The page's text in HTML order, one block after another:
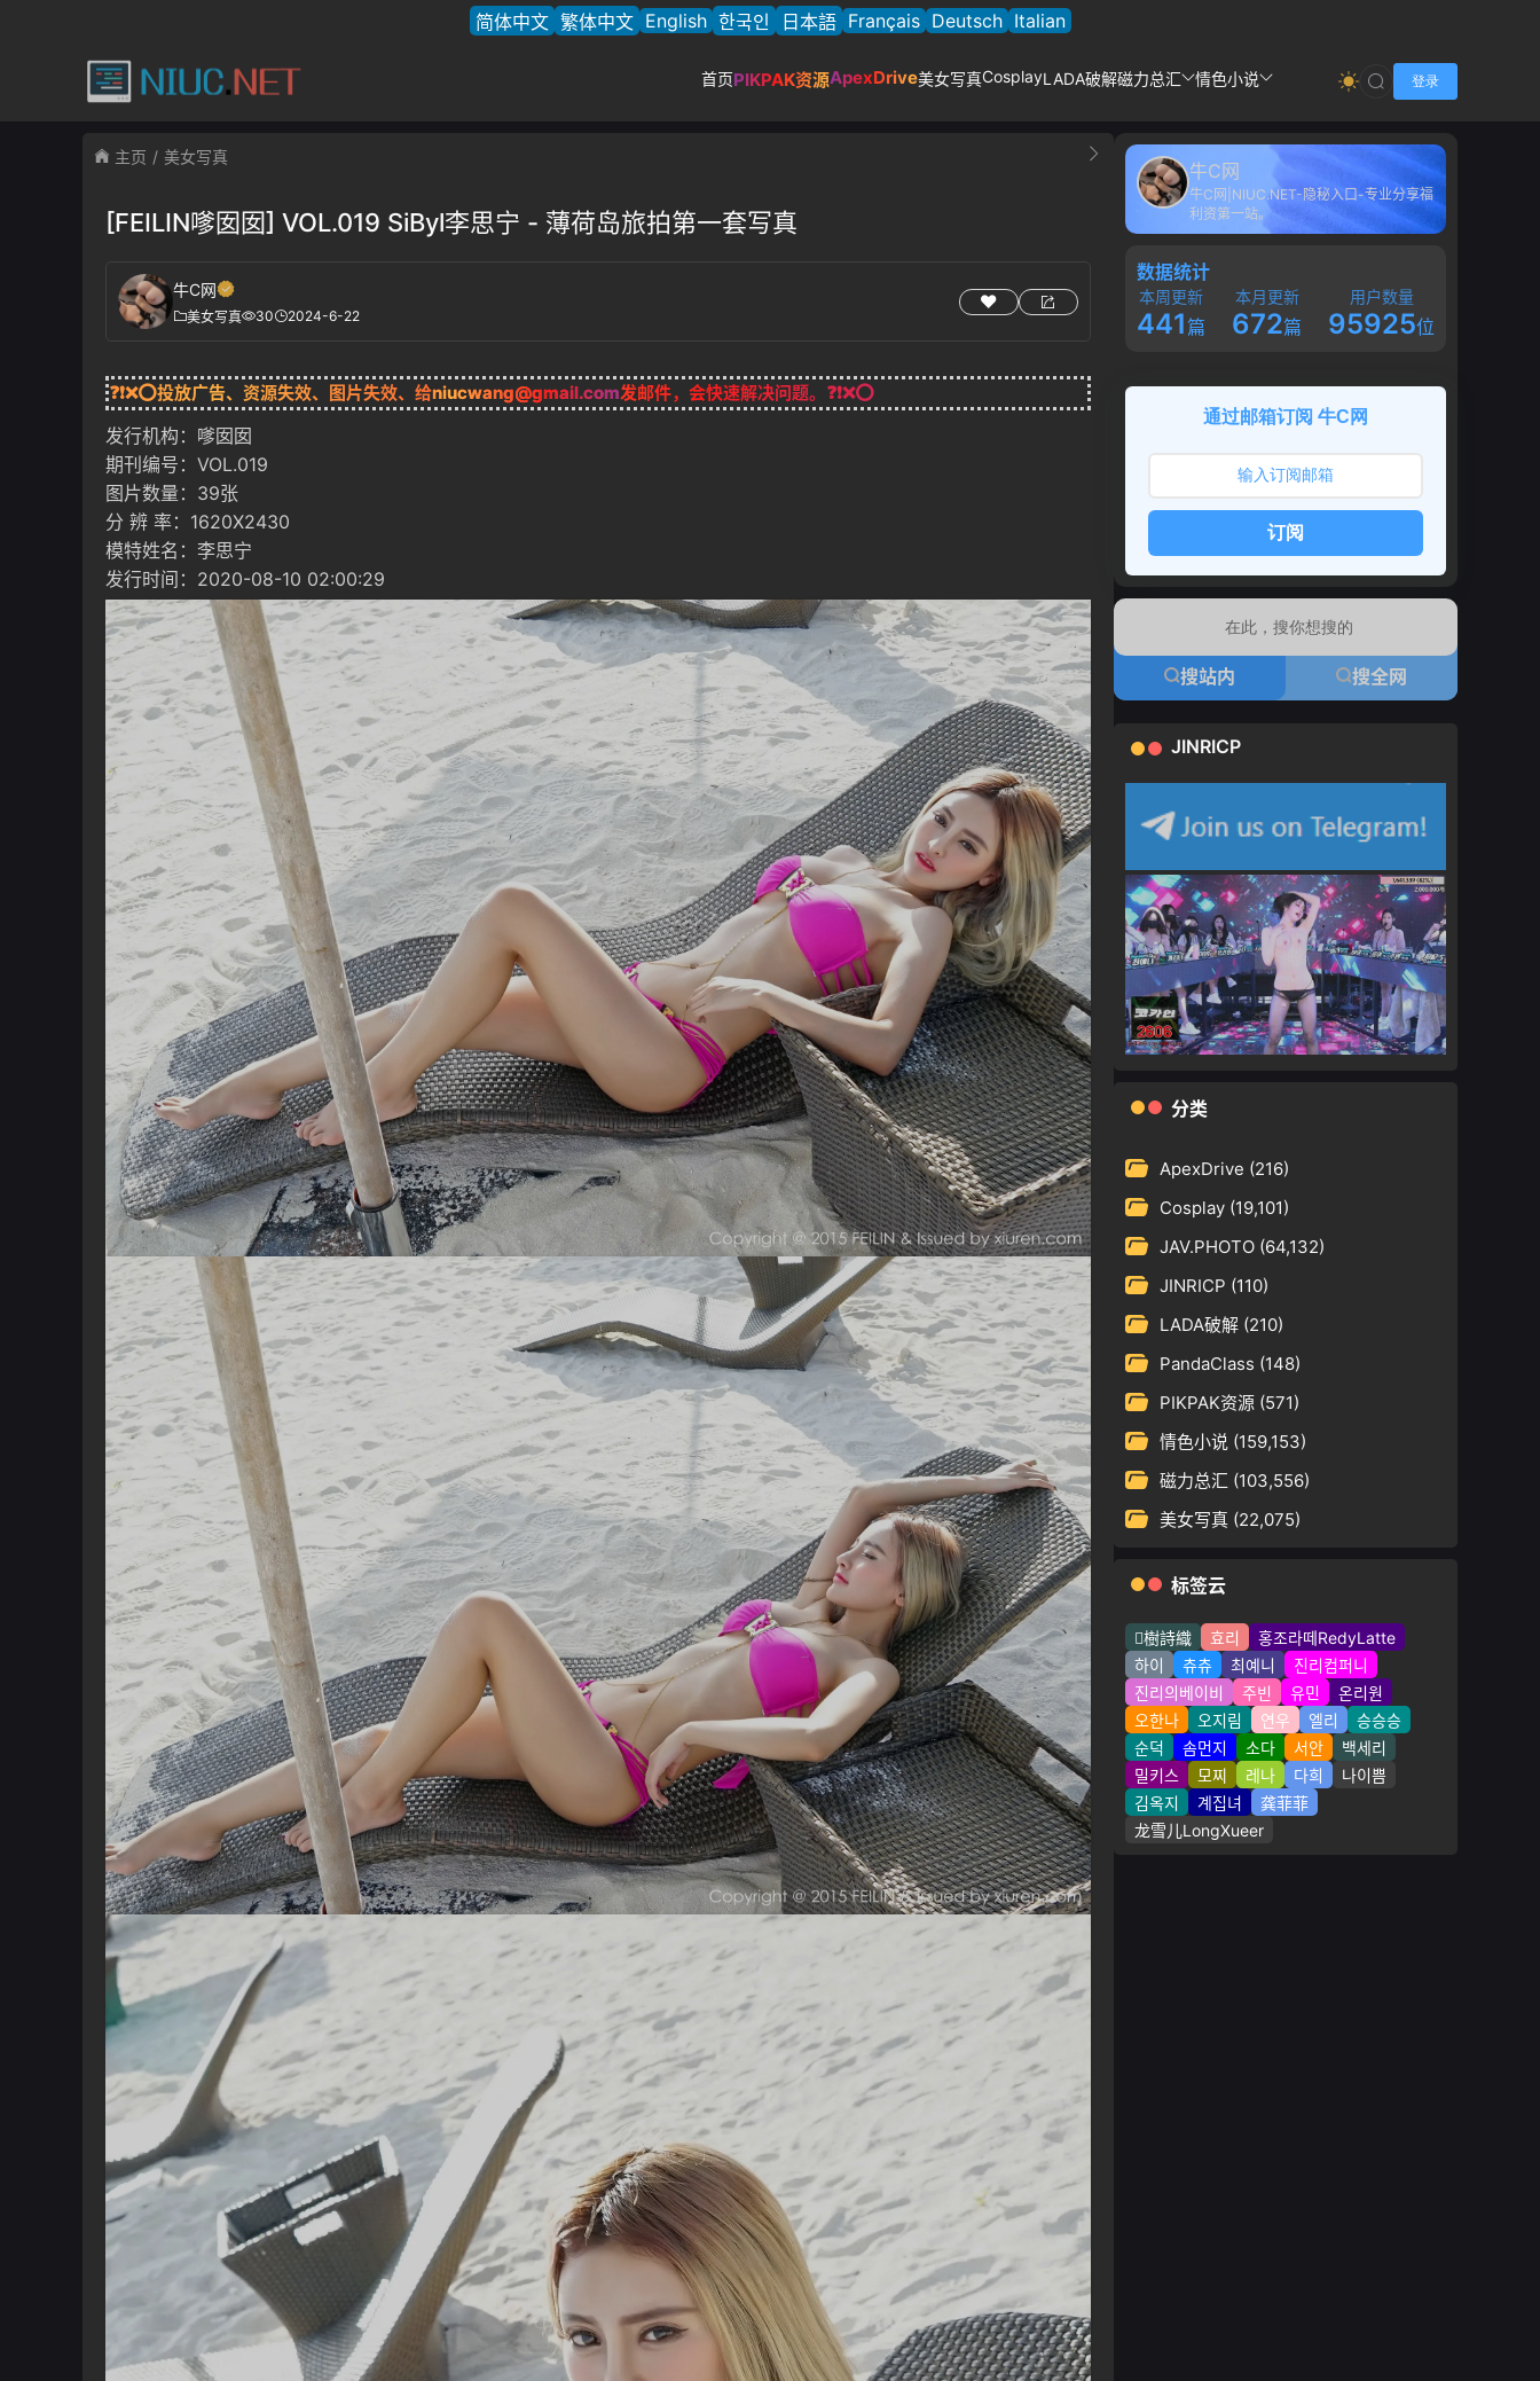
简体中文 繁体中文 English 한국인 日本語 Français Deutsch Italian
首页PIKPAK资源ApexDrive美女写真CosplayLADA破解磁力总汇 情色小说 登录
主页 美女写真
[FEILIN嗲囡囡] VOL.019 SiByl李思宁 - 薄荷岛旅拍第一套写真
牛C网
美女写真 30 2024-6-22
❓❗❌⭕投放广告、资源失效、图片失效、给niucwang@gmail.com发邮件，会快速解决问题。❓❗❌⭕
发行机构：嗲囡囡
期刊编号：VOL.019
图片数量：39张
分 辨 率：1620X2430
模特姓名：李思宁
发行时间：2020-08-10 02:00:29
牛C网
牛C网|NIUC.NET-隐秘入口-专业分享福
利资第一站。
数据统计
本周更新
441篇
本月更新
672篇
用户数量
95925位
通过邮箱订阅 牛C网
订阅
搜站内 搜全网
JINRICP
分类
ApexDrive (216)
Cosplay (19,101)
JAV.PHOTO (64,132)
JINRICP (110)
LADA破解 (210)
PandaClass (148)
PIKPAK资源 (571)
情色小说 (159,153)
磁力总汇 (103,556)
美女写真 (22,075)
标签云
樹詩織 효리
홍조라떼RedyLatte
하이
츄츄 최예니
진리컴퍼니
진리의베이비
주빈 유민
온리원
오한나
오지림 연우 엘리
승승승
순덕
솜먼지 소다 서안
백세리
밀키스
모찌 레나 다희
나이쁨
김옥지
계집녀
龚菲菲
龙雪儿LongXueer